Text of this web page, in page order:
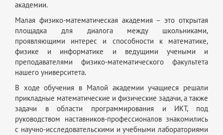
академии.
Малая физико-математическая академия – это открытая
площадка для диалога между школьниками,
проявляющими интерес и способности к математике,
физике и информатике и ведущими учеными и
преподавателями физико-математического факультета
нашего университета.
В ходе обучения в Малой академии учащиеся решали
прикладные математические и физические задачи, а также
задачи в области программирования и ИКТ, под
руководством наставников-профессионалов знакомились
с научно-исследовательскими и учебными лабораториями